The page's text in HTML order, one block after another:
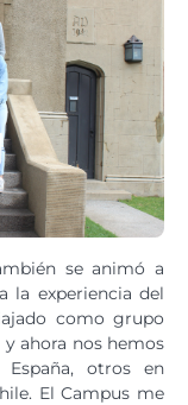
se animó a
la experiencia del
como grupo
ahora nos hemos
otros en
El Campus me